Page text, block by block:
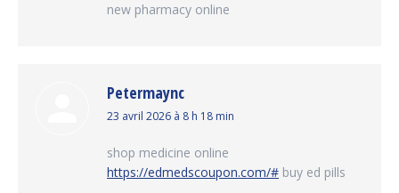
new pharmacy online
Petermaync
dit
23 avril 2026 à 8 h 18 min
shop medicine online
https://edmedscoupon.com/# buy ed pills